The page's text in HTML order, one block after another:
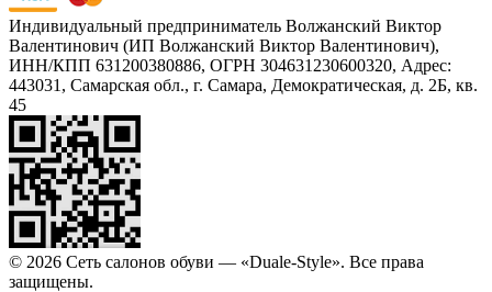
Индивидуальный предприниматель Волжанский Виктор
Валентинович (ИП Волжанский Виктор Валентинович),
ИНН/КПП 631200380886, ОГРН 304631230600320, Адрес:
443031, Самарская обл., г. Самара, Демократическая, д. 2Б, кв.
45
© 2026 Сеть салонов обуви — «Duale-Style». Все права
защищены.